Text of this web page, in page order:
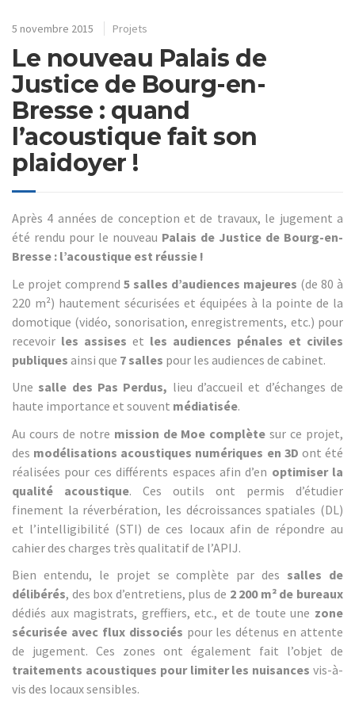
5 novembre 2015 Projets
Le nouveau Palais de
Justice de Bourg-en-
Bresse : quand
l’acoustique fait son
plaidoyer !
Après 4 années de conception et de travaux, le jugement a
été rendu pour le nouveau Palais de Justice de Bourg-en-
Bresse : l’acoustique est réussie !
Le projet comprend 5 salles d’audiences majeures (de 80 à
220 m²) hautement sécurisées et équipées à la pointe de la
domotique (vidéo, sonorisation, enregistrements, etc.) pour
recevoir les assises et les audiences pénales et civiles
publiques ainsi que 7 salles pour les audiences de cabinet.
Une salle des Pas Perdus, lieu d’accueil et d’échanges de
haute importance et souvent médiatisée.
Au cours de notre mission de Moe complète sur ce projet,
des modélisations acoustiques numériques en 3D ont été
réalisées pour ces différents espaces afin d’en optimiser la
qualité acoustique. Ces outils ont permis d’étudier
finement la réverbération, les décroissances spatiales (DL)
et l’intelligibilité (STI) de ces locaux afin de répondre au
cahier des charges très qualitatif de l’APIJ.
Bien entendu, le projet se complète par des salles de
délibérés, des box d’entretiens, plus de 2 200 m² de bureaux
dédiés aux magistrats, greffiers, etc., et de toute une zone
sécurisée avec flux dissociés pour les détenus en attente
de jugement. Ces zones ont également fait l’objet de
traitements acoustiques pour limiter les nuisances vis-à-
vis des locaux sensibles.